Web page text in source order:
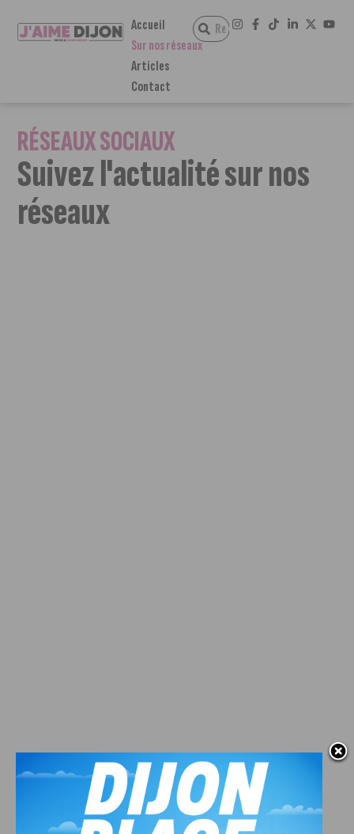
Accueil
Sur nos réseaux
Articles
Contact
RÉSEAUX SOCIAUX
Suivez l'actualité sur nos
réseaux